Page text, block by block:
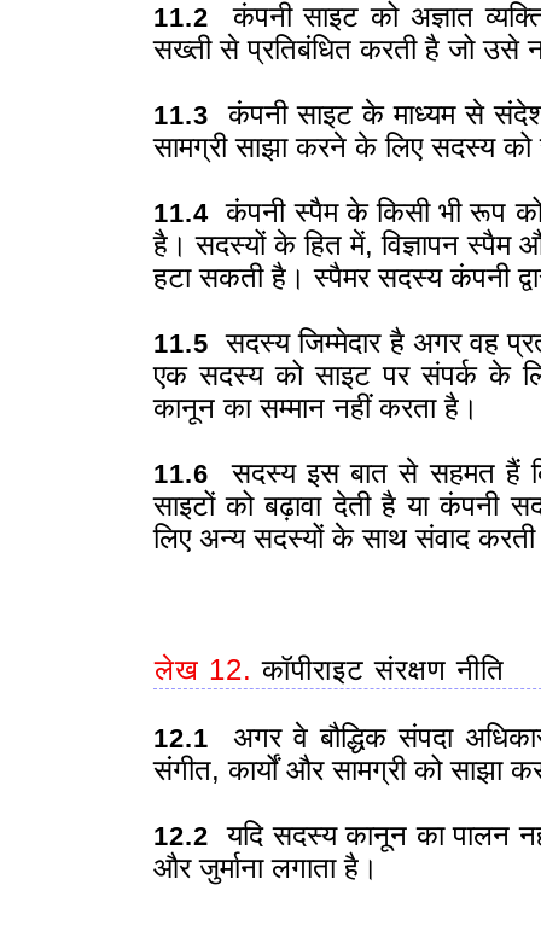
11.2 कंपनी साइट को अज्ञात
सख्ती से प्रतिबंधित करती है जो उसे
11.3 कंपनी साइट के माध्यम से संदेश
सामग्री साझा करने के लिए सदस्य
11.4 कंपनी स्पैम के किसी भी रूप
है। सदस्यों के हित में, विज्ञापन स्पैम
हटा सकती है। स्पैमर सदस्य कंपनी
11.5 सदस्य जिम्मेदार है अगर वह
एक सदस्य को साइट पर संपर्क के
कानून का सम्मान नहीं करता है।
11.6 सदस्य इस बात से सहमत हैं
साइटों को बढ़ावा देती है या
लिए अन्य सदस्यों के साथ संवाद
लेख 12. कॉपीराइट संरक्षण नीति
12.1 अगर वे बौद्धिक संपदा
संगीत, कार्यों और सामग्री को साझा
12.2 यदि सदस्य कानून का पालन
और जुर्माना लगाता है।